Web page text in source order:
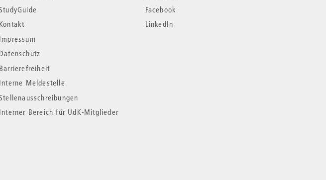
Kontakt
Impressum
Datenschutz
Barrierefreiheit
Interne Meldestelle
Interner Bereich für UdK-Mitglieder
Facebook
LinkedIn